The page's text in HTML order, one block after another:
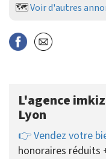
🗺️Voir d'autres
L'agence
Lyon
👉 Vendez votre
honoraires réduits